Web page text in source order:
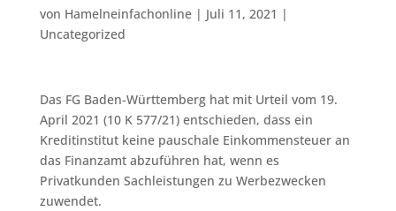
von Hamelneinfachonline| Juli 11, 2021 |
Uncategorized
Das FG Baden-Württemberg hat mit Urteil vom 19.
April 2021 (10 K 577/21) entschieden, dass ein
Kreditinstitut keine pauschale Einkommensteuer an
das Finanzamt abzuführen hat, wenn es
Privatkunden Sachleistungen zu Werbezwecken
zuwendet.